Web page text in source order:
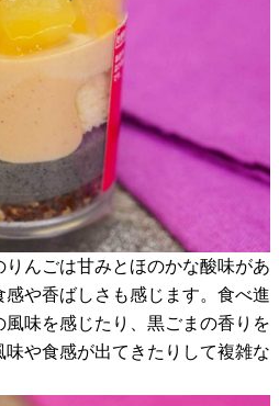
んごは甘みとほのかな酸味があ
感や香ばしさも感じます。食べ進
味を感じたり、黒ごまの香りを
や食感が出てきたりして複雑な